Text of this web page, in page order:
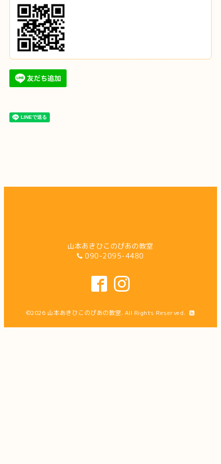
山本あきひこのぴあの教室
090-2095-4480
©2026 山本あきひこのぴあの教室. All Rights Reserved.